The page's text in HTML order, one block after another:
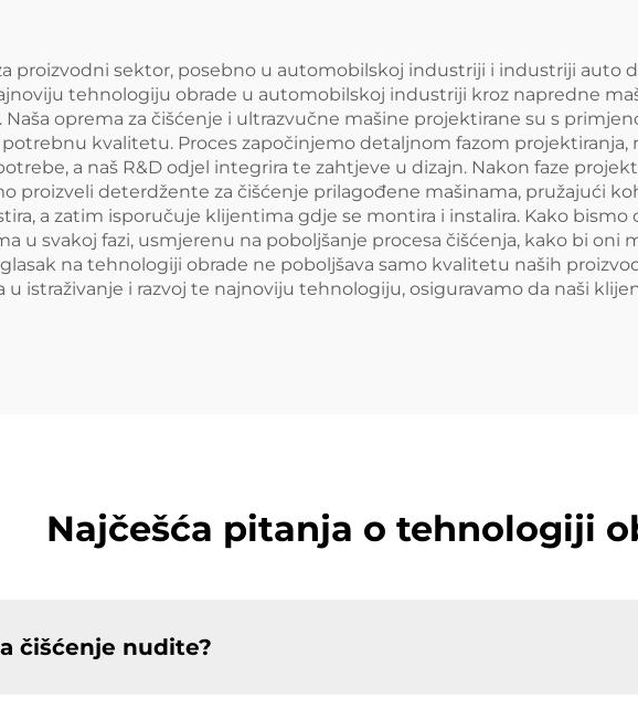
proizvodni sektor, posebno u automobilskoj industriji i industriji auto
tehnologiju obrade u automobilskoj industriji kroz napredne
oprema za čišćenje i ultrazvučne mašine projektirane su s
kvalitetu. Proces započinjemo detaljnom fazom projektiranja,
a naš R&D odjel integrira te zahtjeve u dizajn. Nakon faze
proizveli deterdžente za čišćenje prilagođene mašinama, pružajući
a zatim isporučuje klijentima gdje se montira i instalira. Kako
u svakoj fazi, usmjerenu na poboljšanje procesa čišćenja, kako bi
na tehnologiji obrade ne poboljšava samo kvalitetu naših
u istraživanje i razvoj te najnoviju tehnologiju, osiguravamo da naši
Najčešća pitanja o tehnologiji
čišćenje nudite?